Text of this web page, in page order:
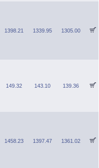
1398.21 1339.95 1305.00
149.32 143.10 139.36
1458.23 1397.47 1361.02